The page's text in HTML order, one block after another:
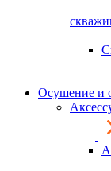
Осушение и